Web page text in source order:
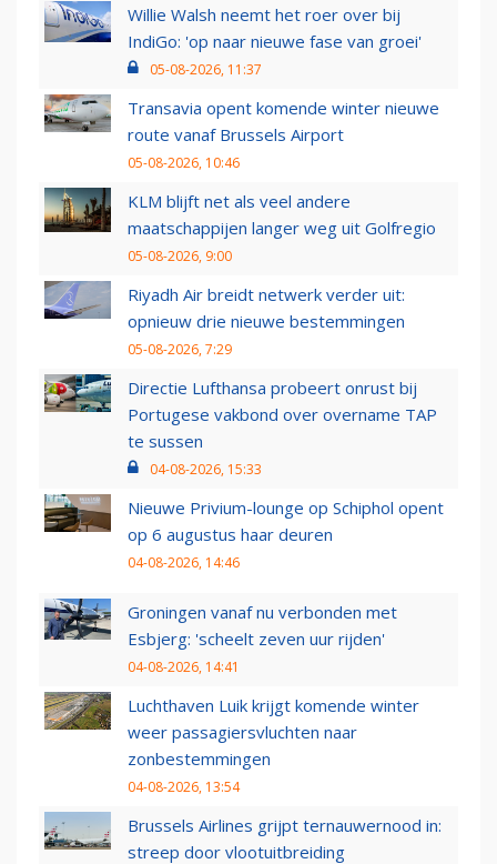
Willie Walsh neemt het roer over bij
IndiGo: 'op naar nieuwe fase van groei'
05-08-2026, 11:37
Transavia opent komende winter nieuwe
route vanaf Brussels Airport
05-08-2026, 10:46
KLM blijft net als veel andere
maatschappijen langer weg uit Golfregio
05-08-2026, 9:00
Riyadh Air breidt netwerk verder uit:
opnieuw drie nieuwe bestemmingen
05-08-2026, 7:29
Directie Lufthansa probeert onrust bij
Portugese vakbond over overname TAP
te sussen
04-08-2026, 15:33
Nieuwe Privium-lounge op Schiphol opent
op 6 augustus haar deuren
04-08-2026, 14:46
Groningen vanaf nu verbonden met
Esbjerg: 'scheelt zeven uur rijden'
04-08-2026, 14:41
Luchthaven Luik krijgt komende winter
weer passagiersvluchten naar
zonbestemmingen
04-08-2026, 13:54
Brussels Airlines grijpt ternauwernood in:
streep door vlootuitbreiding